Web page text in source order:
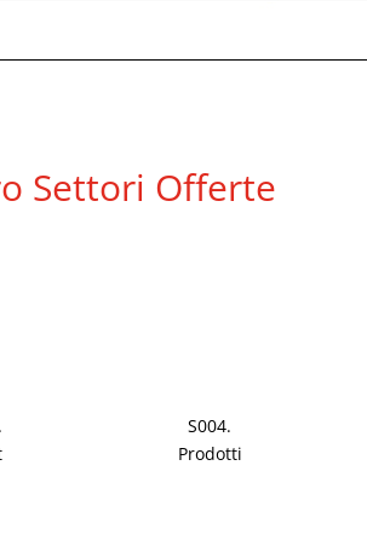
Settori Offerte
S004.
Prodotti